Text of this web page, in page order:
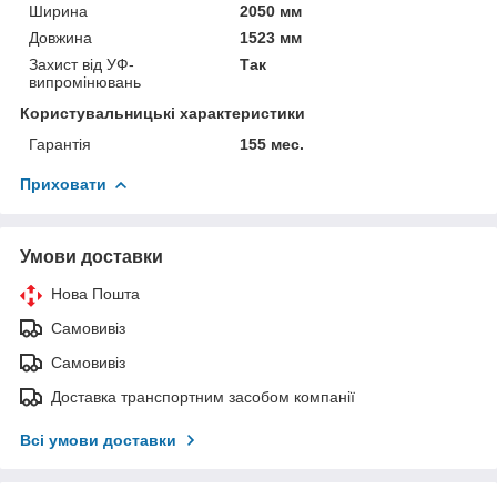
Ширина
2050 мм
Довжина
1523 мм
Захист від УФ-
випромінювань
Так
Користувальницькі характеристики
Гарантія
155 мес.
Приховати
Умови доставки
Нова Пошта
Самовивіз
Самовивіз
Доставка транспортним засобом компанії
Всі умови доставки